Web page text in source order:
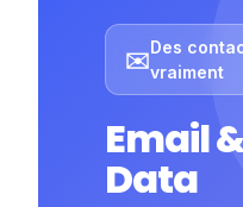
✉️Des
vraiment
Email
Data